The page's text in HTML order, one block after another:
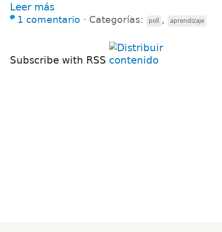
Leer más
1 comentario ⋅ Categorías: poll , aprendizaje
Subscribe with RSS